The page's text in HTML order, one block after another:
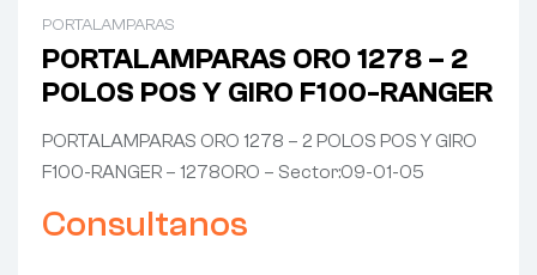
PORTALAMPARAS
PORTALAMPARAS ORO 1278 – 2
POLOS POS Y GIRO F100-RANGER
PORTALAMPARAS ORO 1278 – 2 POLOS POS Y GIRO
F100-RANGER – 1278ORO – Sector:09-01-05
Consultanos